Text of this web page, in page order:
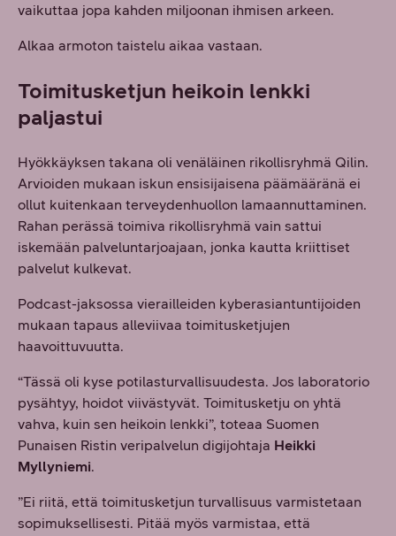
vaikuttaa jopa kahden miljoonan ihmisen arkeen.
Alkaa armoton taistelu aikaa vastaan.
Toimitusketjun heikoin lenkki
paljastui
Hyökkäyksen takana oli venäläinen rikollisryhmä Qilin.
Arvioiden mukaan iskun ensisijaisena päämääränä ei
ollut kuitenkaan terveydenhuollon lamaannuttaminen.
Rahan perässä toimiva rikollisryhmä vain sattui
iskemään palveluntarjoajaan, jonka kautta kriittiset
palvelut kulkevat.
Podcast-jaksossa vierailleiden kyberasiantuntijoiden
mukaan tapaus alleviivaa toimitusketjujen
haavoittuvuutta.
“Tässä oli kyse potilasturvallisuudesta. Jos laboratorio
pysähtyy, hoidot viivästyvät. Toimitusketju on yhtä
vahva, kuin sen heikoin lenkki”, toteaa Suomen
Punaisen Ristin veripalvelun digijohtaja Heikki
Myllyniemi.
”Ei riitä, että toimitusketjun turvallisuus varmistetaan
sopimuksellisesti. Pitää myös varmistaa, että